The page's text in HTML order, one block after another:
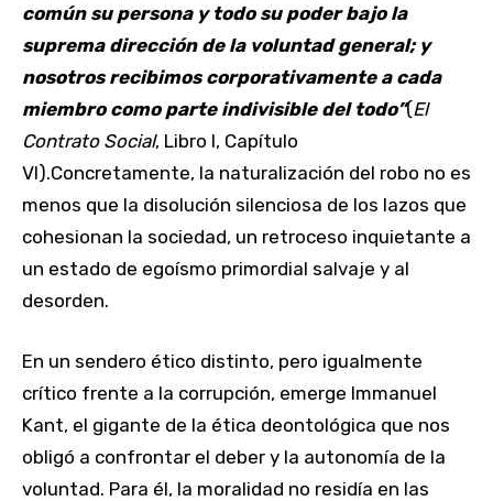
común su persona y todo su poder bajo la
suprema dirección de la voluntad general; y
nosotros recibimos corporativamente a cada
miembro como parte indivisible del todo”(El
Contrato Social, Libro I, Capítulo
VI).Concretamente, la naturalización del robo no es
menos que la disolución silenciosa de los lazos que
cohesionan la sociedad, un retroceso inquietante a
un estado de egoísmo primordial salvaje y al
desorden.
En un sendero ético distinto, pero igualmente
crítico frente a la corrupción, emerge Immanuel
Kant, el gigante de la ética deontológica que nos
obligó a confrontar el deber y la autonomía de la
voluntad. Para él, la moralidad no residía en las